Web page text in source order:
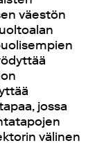
väestön
jossa
välinen